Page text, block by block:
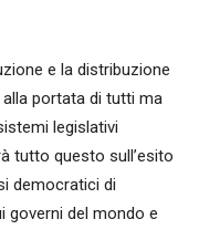
e la distribuzione
portata di tutti ma
legislativi
tutto questo sull’esito
democratici di
governi del mondo e